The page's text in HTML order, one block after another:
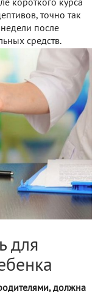
короткого курса
точно так
после
средств.
для
должна